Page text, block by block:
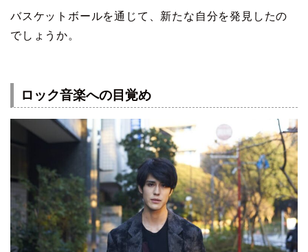
バスケットボールを通じて、新たな自分を発見したの
でしょうか。
ロック音楽への目覚め